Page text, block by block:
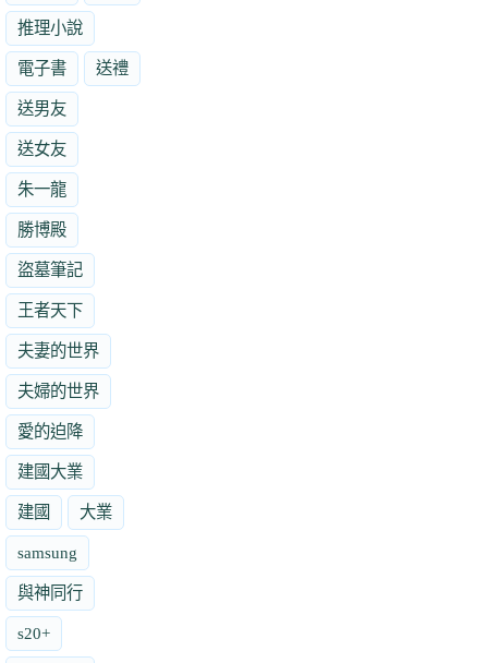
推理小說
電子書 送禮
送男友
送女友
朱一龍
勝博殿
盜墓筆記
王者天下
夫妻的世界
夫婦的世界
愛的迫降
建國大業
建國 大業
samsung
與神同行
s20+